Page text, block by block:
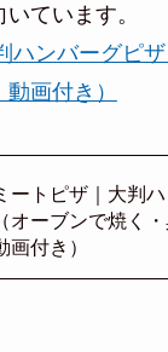
ています。
ハンバーグピ
画付き）
ートピザ｜大判
（オーブンで焼く
画付き）